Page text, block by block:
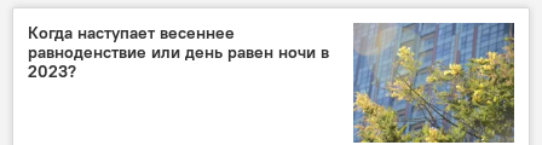
Саломе Зурабишвили
Закон об "иноагентах"
Когда наступает весеннее
равноденствие или день равен ночи в
2023?